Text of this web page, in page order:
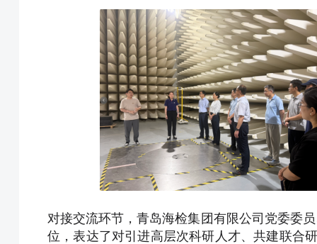
对接交流环节，青岛海检集团有限公司党委委
位，表达了对引进高层次科研人才、共建联合